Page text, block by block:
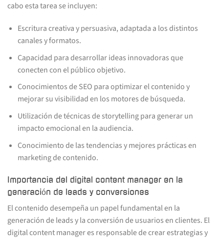
cabo esta tarea se incluyen:
Escritura creativa y persuasiva, adaptada a los distintos
canales y formatos.
Capacidad para desarrollar ideas innovadoras que
conecten con el público objetivo.
Conocimientos de SEO para optimizar el contenido y
mejorar su visibilidad en los motores de búsqueda.
Utilización de técnicas de storytelling para generar un
impacto emocional en la audiencia.
Conocimiento de las tendencias y mejores prácticas en
marketing de contenido.
Importancia del digital content manager en la
generación de leads y conversiones
El contenido desempeña un papel fundamental en la
generación de leads y la conversión de usuarios en clientes. El
digital content manager es responsable de crear estrategias y